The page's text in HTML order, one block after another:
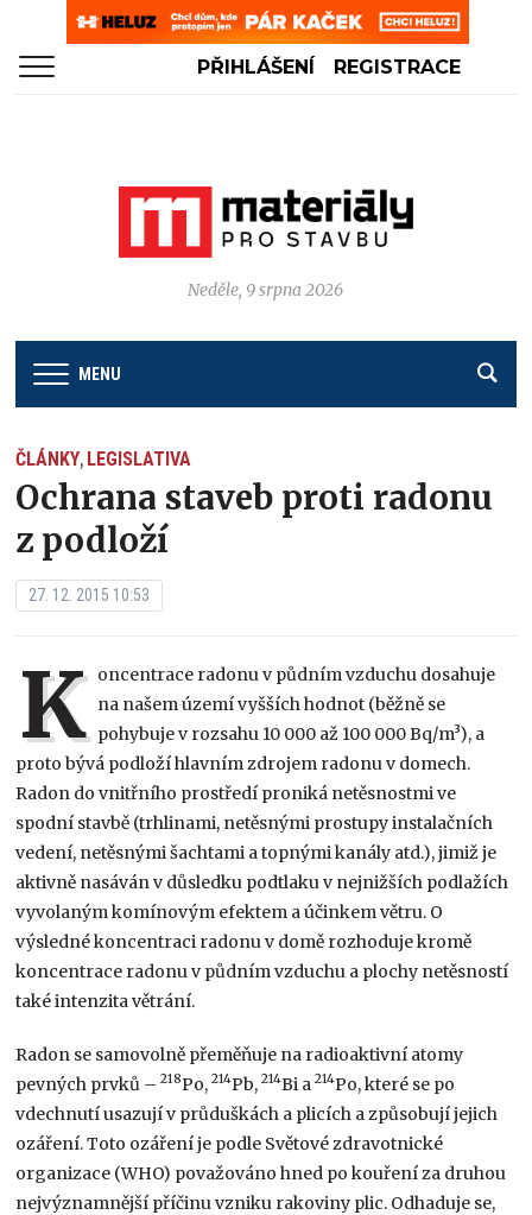
PŘIHLÁŠENÍ REGISTRACE
Neděle, 9 srpna 2026
MENU
ČLÁNKY, LEGISLATIVA
Ochrana staveb proti radonu
z podloží
27. 12. 2015 10:53
K oncentrace radonu v půdním vzduchu dosahuje
na našem území vyšších hodnot (běžně se
pohybuje v rozsahu 10 000 až 100 000 Bq/m³), a
proto bývá podloží hlavním zdrojem radonu v domech.
Radon do vnitřního prostředí proniká netěsnostmi ve
spodní stavbě (trhlinami, netěsnými prostupy instalačních
vedení, netěsnými šachtami a topnými kanály atd.), jimiž je
aktivně nasáván v důsledku podtlaku v nejnižších podlažích
vyvolaným komínovým efektem a účinkem větru. O
výsledné koncentraci radonu v domě rozhoduje kromě
koncentrace radonu v půdním vzduchu a plochy netěsností
také intenzita větrání.
Radon se samovolně přeměňuje na radioaktivní atomy
pevných prvků –218Po,214Pb,214Bi a214Po, které se po
vdechnutí usazují v průduškách a plicích a způsobují jejich
ozáření. Toto ozáření je podle Světové zdravotnické
organizace (WHO) považováno hned po kouření za druhou
nejvýznamnější příčinu vzniku rakoviny plic. Odhaduje se,